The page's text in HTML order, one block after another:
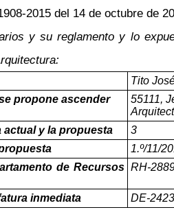
2015 del 14 de octubre de
y su reglamento y lo
Tito
propone ascender
55111,
actual y la propuesta
3
1.º/11/
de Recursos RH-
inmediata DE-